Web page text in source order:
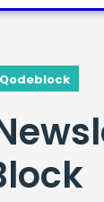
Qodeblock